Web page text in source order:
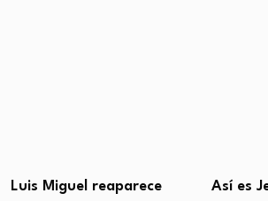
Luis Miguel reaparece
Así es